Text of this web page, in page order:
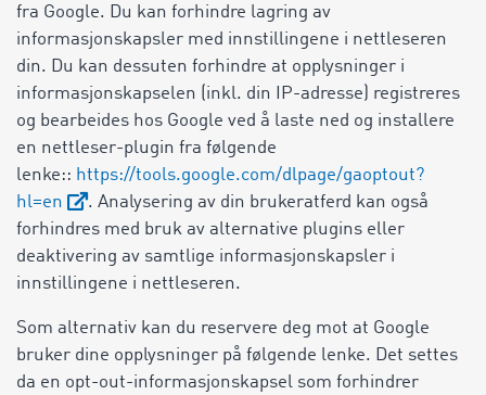
fra Google. Du kan forhindre lagring av
informasjonskapsler med innstillingene i nettleseren
din. Du kan dessuten forhindre at opplysninger i
informasjonskapselen (inkl. din IP-adresse) registreres
og bearbeides hos Google ved å laste ned og installere
en nettleser-plugin fra følgende
lenke:: https://tools.google.com/dlpage/gaoptout?
hl=en
. Analysering av din brukeratferd kan også
forhindres med bruk av alternative plugins eller
deaktivering av samtlige informasjonskapsler i
innstillingene i nettleseren.
Som alternativ kan du reservere deg mot at Google
bruker dine opplysninger på følgende lenke. Det settes
da en opt-out-informasjonskapsel som forhindrer